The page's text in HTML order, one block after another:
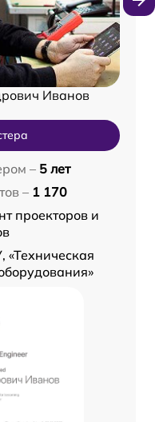
Иванов
– 5 лет
– 1 170
проекторов и
«Техническая